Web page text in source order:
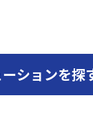
ションを探